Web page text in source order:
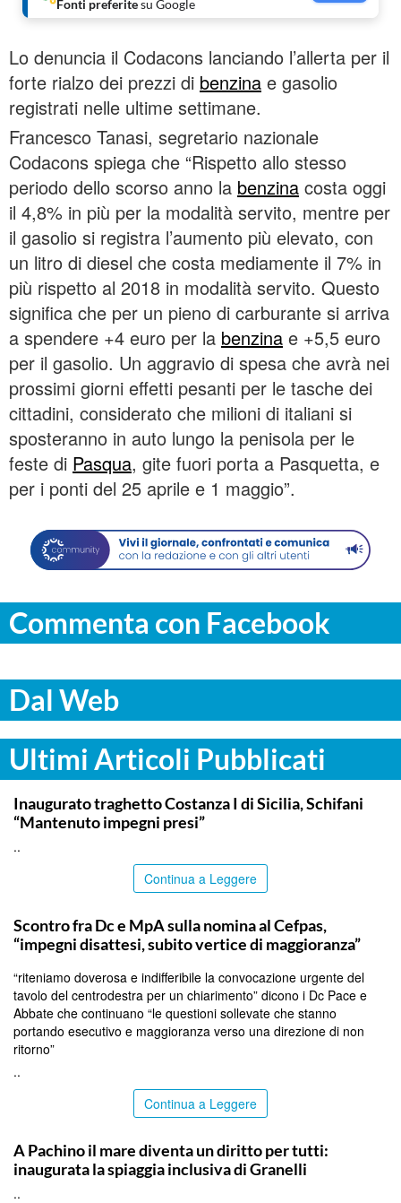
Fonti preferitesu Google
Lo denuncia il Codacons lanciando l’allerta per il
forte rialzo dei prezzi di benzina e gasolio
registrati nelle ultime settimane.
Francesco Tanasi, segretario nazionale
Codacons spiega che “Rispetto allo stesso
periodo dello scorso anno la benzina costa oggi
il 4,8% in più per la modalità servito, mentre per
il gasolio si registra l’aumento più elevato, con
un litro di diesel che costa mediamente il 7% in
più rispetto al 2018 in modalità servito. Questo
significa che per un pieno di carburante si arriva
a spendere +4 euro per la benzina e +5,5 euro
per il gasolio. Un aggravio di spesa che avrà nei
prossimi giorni effetti pesanti per le tasche dei
cittadini, considerato che milioni di italiani si
sposteranno in auto lungo la penisola per le
feste di Pasqua, gite fuori porta a Pasquetta, e
per i ponti del 25 aprile e 1 maggio”.
Commenta con Facebook
Dal Web
Ultimi Articoli Pubblicati
ITALPRESS
Inaugurato traghetto Costanza I di Sicilia, Schifani
“Mantenuto impegni presi”
..
Continua a Leggere
Scontro fra Dc e MpA sulla nomina al Cefpas,
“impegni disattesi, subito vertice di maggioranza”
“riteniamo doverosa e indifferibile la convocazione urgente del
tavolo del centrodestra per un chiarimento” dicono i Dc Pace e
Abbate che continuano “le questioni sollevate che stanno
portando esecutivo e maggioranza verso una direzione di non
ritorno”
..
Continua a Leggere
A Pachino il mare diventa un diritto per tutti:
inaugurata la spiaggia inclusiva di Granelli
..